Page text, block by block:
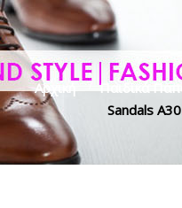
Αρχική > Παιδικά
Sandals